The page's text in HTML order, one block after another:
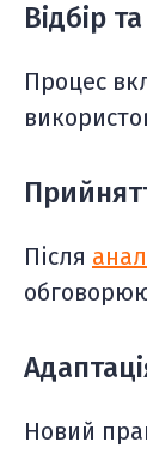
Відбір
Процес
Після
Новий